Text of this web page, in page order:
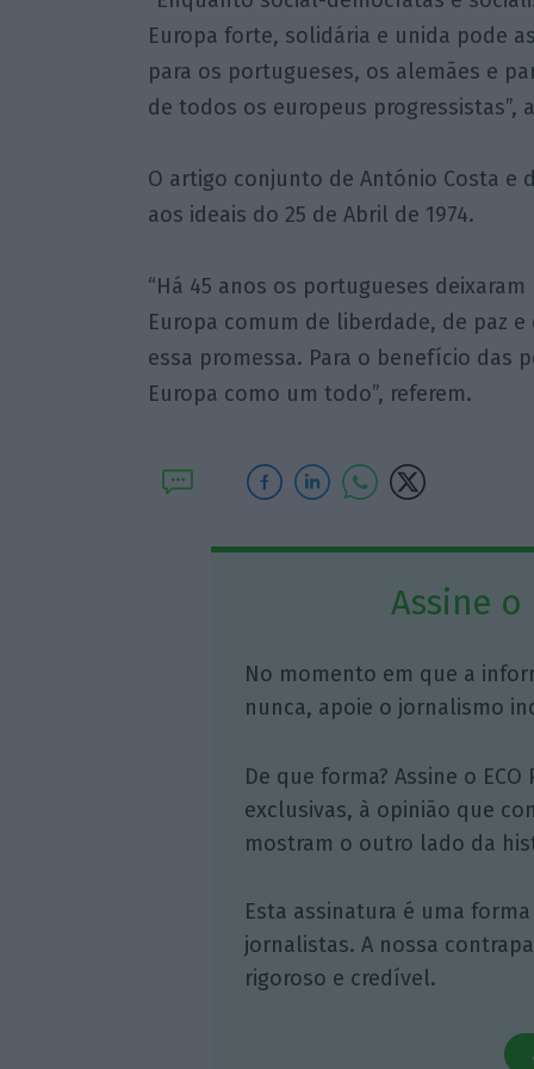
Europa forte, solidária e unida pode
para os portugueses, os alemães e
de todos os europeus progressistas”,
O artigo conjunto de António Costa e
aos ideais do 25 de Abril de 1974.
“Há 45 anos os portugueses
Europa comum de liberdade, de paz
essa promessa. Para o benefício das
Europa como um todo”, referem.
Assine o
No momento em que a
nunca, apoie o jornalismo
De que forma? Assine o
exclusivas, à opinião que
mostram o outro lado da
Esta assinatura é uma
jornalistas. A nossa
rigoroso e credível.